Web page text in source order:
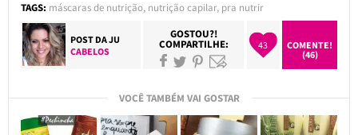
TAGS: máscaras de nutrição, nutrição capilar, pra nutrir
POST DAJU
CABELOS
GOSTOU?!
COMPARTILHE: 43
COMENTE!
(46)
VOCÊ TAMBÉM VAI GOSTAR